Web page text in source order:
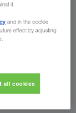
continuă a
it.
and in the cookie
effect by adjusting
all cookies